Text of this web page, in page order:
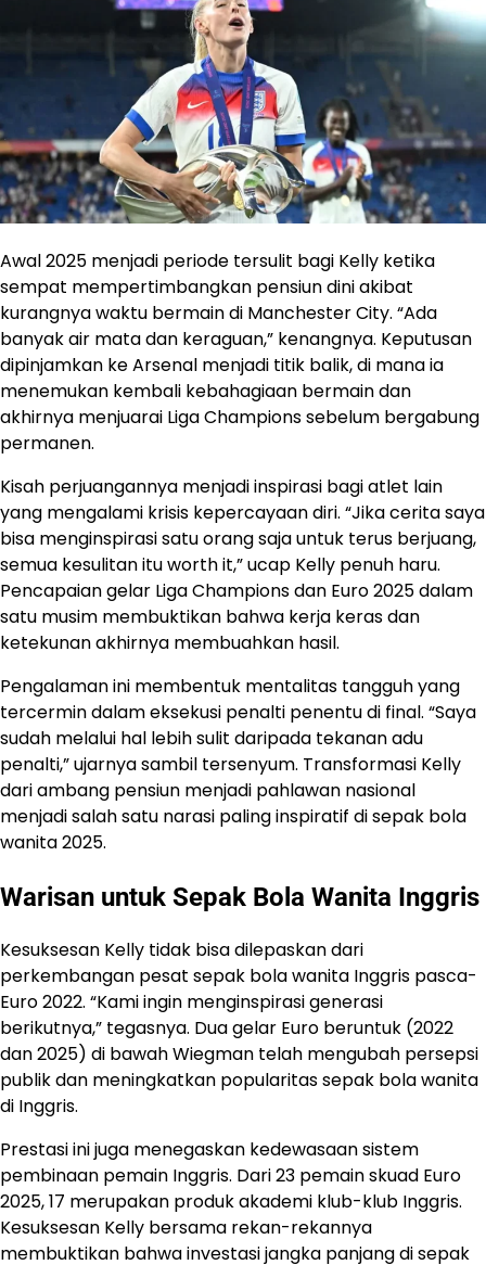
Awal 2025 menjadi periode tersulit bagi Kelly ketika
sempat mempertimbangkan pensiun dini akibat
kurangnya waktu bermain di Manchester City. “Ada
banyak air mata dan keraguan,” kenangnya. Keputusan
dipinjamkan ke Arsenal menjadi titik balik, di mana ia
menemukan kembali kebahagiaan bermain dan
akhirnya menjuarai Liga Champions sebelum bergabung
permanen.
Kisah perjuangannya menjadi inspirasi bagi atlet lain
yang mengalami krisis kepercayaan diri. “Jika cerita saya
bisa menginspirasi satu orang saja untuk terus berjuang,
semua kesulitan itu worth it,” ucap Kelly penuh haru.
Pencapaian gelar Liga Champions dan Euro 2025 dalam
satu musim membuktikan bahwa kerja keras dan
ketekunan akhirnya membuahkan hasil.
Pengalaman ini membentuk mentalitas tangguh yang
tercermin dalam eksekusi penalti penentu di final. “Saya
sudah melalui hal lebih sulit daripada tekanan adu
penalti,” ujarnya sambil tersenyum. Transformasi Kelly
dari ambang pensiun menjadi pahlawan nasional
menjadi salah satu narasi paling inspiratif di sepak bola
wanita 2025.
Warisan untuk Sepak Bola Wanita Inggris
Kesuksesan Kelly tidak bisa dilepaskan dari
perkembangan pesat sepak bola wanita Inggris pasca-
Euro 2022. “Kami ingin menginspirasi generasi
berikutnya,” tegasnya. Dua gelar Euro beruntuk (2022
dan 2025) di bawah Wiegman telah mengubah persepsi
publik dan meningkatkan popularitas sepak bola wanita
di Inggris.
Prestasi ini juga menegaskan kedewasaan sistem
pembinaan pemain Inggris. Dari 23 pemain skuad Euro
2025, 17 merupakan produk akademi klub-klub Inggris.
Kesuksesan Kelly bersama rekan-rekannya
membuktikan bahwa investasi jangka panjang di sepak